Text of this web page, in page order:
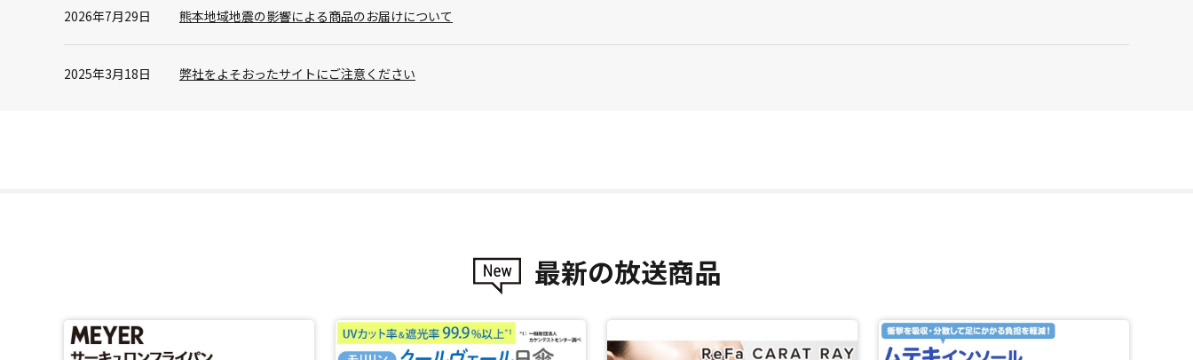
2026年7月29日 熊本地域地震の影響による商品のお届けについて
2025年3月18日 弊社をよそおったサイトにご注意ください
最新の放送商品